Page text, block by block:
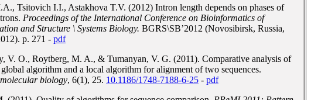
Tsitovich I.I., Astakhova T.V. (2012) Intron length depends on phases of
Proceedings of the International Conference on Bioinformatics of
and Structure \ Systems Biology. BGRS\SB’2012 (Novosibirsk, Russia,
p. 271 - pdf
V. O., Roytberg, M. A., & Tumanyan, V. G. (2011). Comparative analysis of
algorithm and a local algorithm for alignment of two sequences.
biology, 6(1), 25. 10.1186/1748-7188-6-25 - pdf